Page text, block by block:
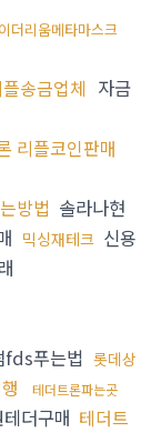
이더리움메타마스크
송금업체 자금
리플코인판매
방법 솔라나현
믹싱재테크 신용
fds푸는법 롯데상
테더트론파는곳
더구매 테더트